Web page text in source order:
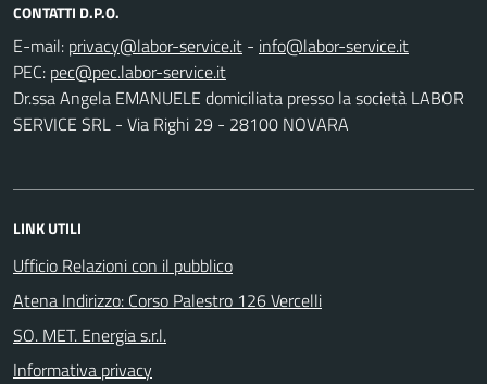
CONTATTI D.P.O.
E-mail:
-
PEC:
Dr.ssa Angela EMANUELE domiciliata presso la società LABOR
SERVICE SRL - Via Righi 29 - 28100 NOVARA
LINK UTILI
Ufficio Relazioni con il pubblico
Atena Indirizzo: Corso Palestro 126 Vercelli
SO. MET. Energia s.r.l.
Informativa privacy